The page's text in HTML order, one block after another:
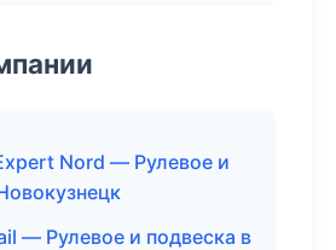
Nord — Рулевое и
— Рулевое и подвеска в